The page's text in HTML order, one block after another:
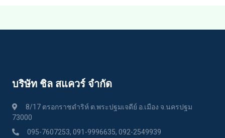
บริษัท ชิล สแควร์ จำกัด
8/17 ตรอกราชดำริห์ ต.พระปฐมเจดีย์ อ.เมือง จ.นครปฐม
73000
095-7607253, 091-9996635, 092-2549939